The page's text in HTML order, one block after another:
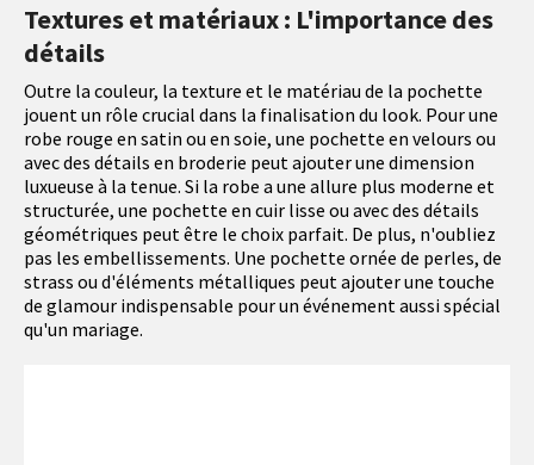
Textures et matériaux : L'importance des
détails
Outre la couleur, la texture et le matériau de la pochette
jouent un rôle crucial dans la finalisation du look. Pour une
robe rouge en satin ou en soie, une pochette en velours ou
avec des détails en broderie peut ajouter une dimension
luxueuse à la tenue. Si la robe a une allure plus moderne et
structurée, une pochette en cuir lisse ou avec des détails
géométriques peut être le choix parfait. De plus, n'oubliez
pas les embellissements. Une pochette ornée de perles, de
strass ou d'éléments métalliques peut ajouter une touche
de glamour indispensable pour un événement aussi spécial
qu'un mariage.